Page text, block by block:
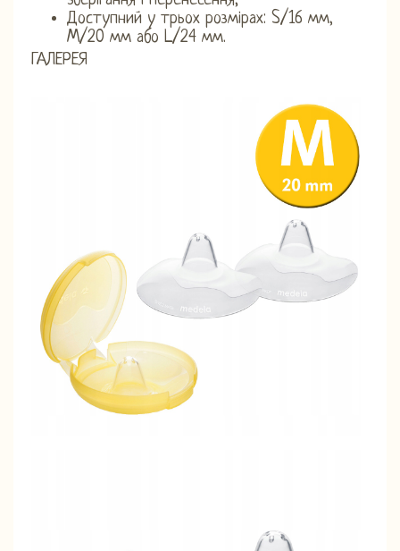
Доступний у трьох розмірах: S/16 мм,
M/20 мм або L/24 мм.
ГАЛЕРЕЯ